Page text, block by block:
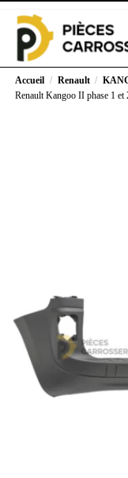
Accueil Renault
Renault Kangoo II phase 1